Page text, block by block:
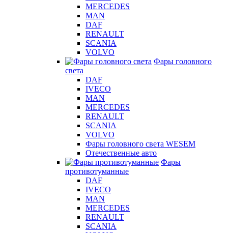
MERCEDES
MAN
DAF
RENAULT
SCANIA
VOLVO
Фары головного
света
DAF
IVECO
MAN
MERCEDES
RENAULT
SCANIA
VOLVO
Фары головного света WESEM
Отечественные авто
Фары
противотуманные
DAF
IVECO
MAN
MERCEDES
RENAULT
SCANIA